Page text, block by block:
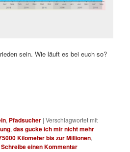
sein. Wie läuft es bei euch so?
, Pfadsucher |Verschlagwortet mit
,das gucke ich mir nicht mehr
Kilometer bis zur Millionen,
Schreibe einen Kommentar